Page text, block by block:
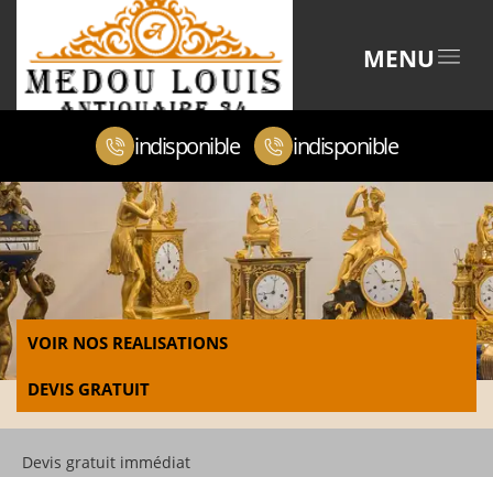
MENU
indisponible indisponible
VOIR NOS REALISATIONS
DEVIS GRATUIT
Devis gratuit immédiat